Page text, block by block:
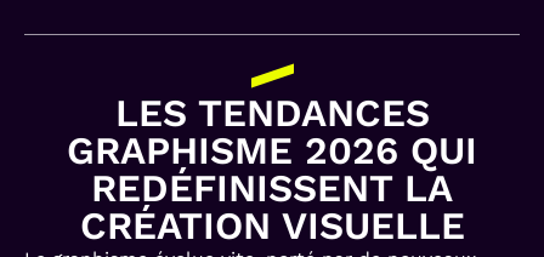
LES TENDANCES
GRAPHISME 2026 QUI
REDÉFINISSENT LA
CRÉATION VISUELLE